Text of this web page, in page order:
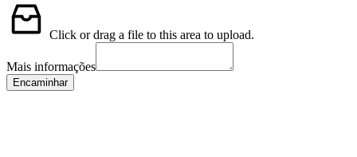
Click or drag a file to this area to upload.
Mais informações
Encaminhar